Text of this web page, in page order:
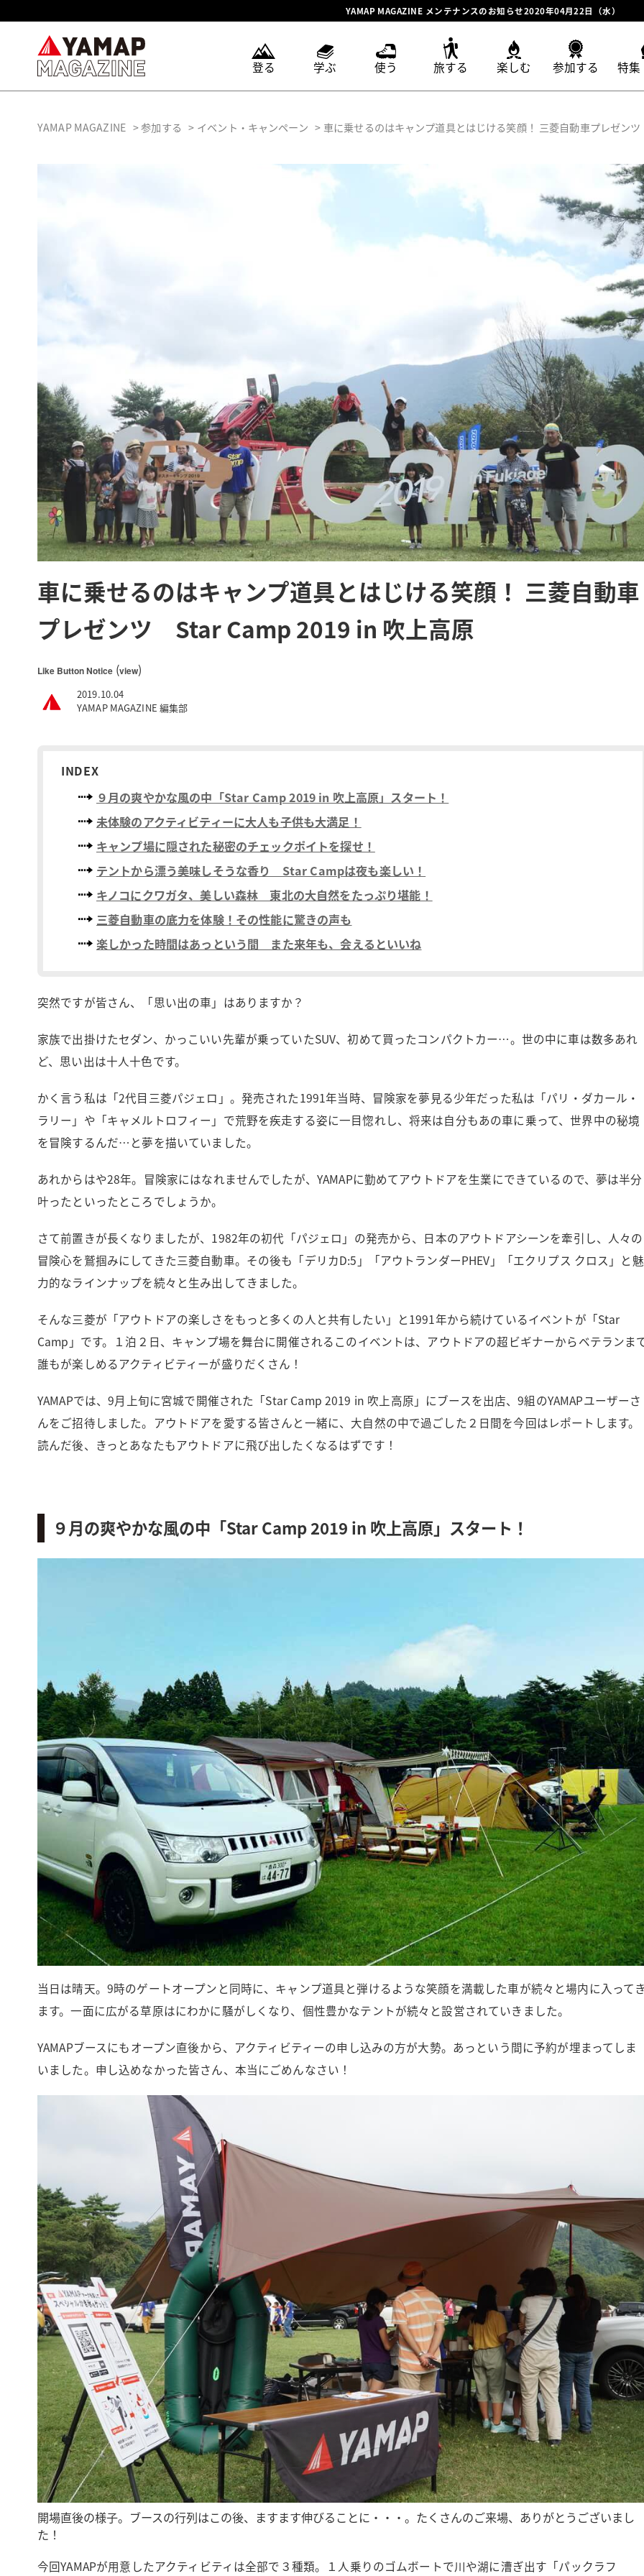
YAMAP MAGAZINE メンテナンスのお知らせ2020年04月22日（水）
登る 学ぶ 使う 旅する 楽しむ 参加する 特集
YAMAP MAGAZINE 参加する イベント・キャンペーン 車に乗せるのはキャンプ道具とはじける笑顔！ 三菱自動車プレゼン
車に乗せるのはキャンプ道具とはじける笑顔！ 三菱自動車
プレゼンツ Star Camp 2019 in 吹上高原
Like Button Notice (view)
2019.10.04
YAMAP MAGAZINE 編集部
INDEX
９月の爽やかな風の中「Star Camp 2019 in 吹上高原」スタート！
未体験のアクティビティーに大人も子供も大満足！
キャンプ場に隠された秘密のチェックポイトを探せ！
テントから漂う美味しそうな香り Star Campは夜も楽しい！
キノコにクワガタ、美しい森林 東北の大自然をたっぷり堪能！
三菱自動車の底力を体験！その性能に驚きの声も
楽しかった時間はあっという間 また来年も、会えるといいね
突然ですが皆さん、「思い出の車」はありますか？
家族で出掛けたセダン、かっこいい先輩が乗っていたSUV、初めて買ったコンパクトカー…。世の中に車は数多あれ
ど、思い出は十人十色です。
かく言う私は「2代目三菱パジェロ」。発売された1991年当時、冒険家を夢見る少年だった私は「パリ・ダカール・
ラリー」や「キャメルトロフィー」で荒野を疾走する姿に一目惚れし、将来は自分もあの車に乗って、世界中の秘境
を冒険するんだ…と夢を描いていました。
あれからはや28年。冒険家にはなれませんでしたが、YAMAPに勤めてアウトドアを生業にできているので、夢は半分
叶ったといったところでしょうか。
さて前置きが長くなりましたが、1982年の初代「パジェロ」の発売から、日本のアウトドアシーンを牽引し、人々の
冒険心を鷲掴みにしてきた三菱自動車。その後も「デリカD:5」「アウトランダーPHEV」「エクリプス クロス」と魅
力的なラインナップを続々と生み出してきました。
そんな三菱が「アウトドアの楽しさをもっと多くの人と共有したい」と1991年から続けているイベントが「Star
Camp」です。１泊２日、キャンプ場を舞台に開催されるこのイベントは、アウトドアの超ビギナーからベテランま
誰もが楽しめるアクティビティーが盛りだくさん！
YAMAPでは、9月上旬に宮城で開催された「Star Camp 2019 in 吹上高原」にブースを出店、9組のYAMAPユーザーさ
んをご招待しました。アウトドアを愛する皆さんと一緒に、大自然の中で過ごした２日間を今回はレポートします。
読んだ後、きっとあなたもアウトドアに飛び出したくなるはずです！
９月の爽やかな風の中「Star Camp 2019 in 吹上高原」スタート！
当日は晴天。9時のゲートオープンと同時に、キャンプ道具と弾けるような笑顔を満載した車が続々と場内に入って
ます。一面に広がる草原はにわかに騒がしくなり、個性豊かなテントが続々と設営されていきました。
YAMAPブースにもオープン直後から、アクティビティーの申し込みの方が大勢。あっという間に予約が埋まってしま
いました。申し込めなかった皆さん、本当にごめんなさい！
開場直後の様子。ブースの行列はこの後、ますます伸びることに・・・。たくさんのご来場、ありがとうございまし
た！
今回YAMAPが用意したアクティビティは全部で３種類。１人乗りのゴムボートで川や湖に漕ぎ出す「パックラフ